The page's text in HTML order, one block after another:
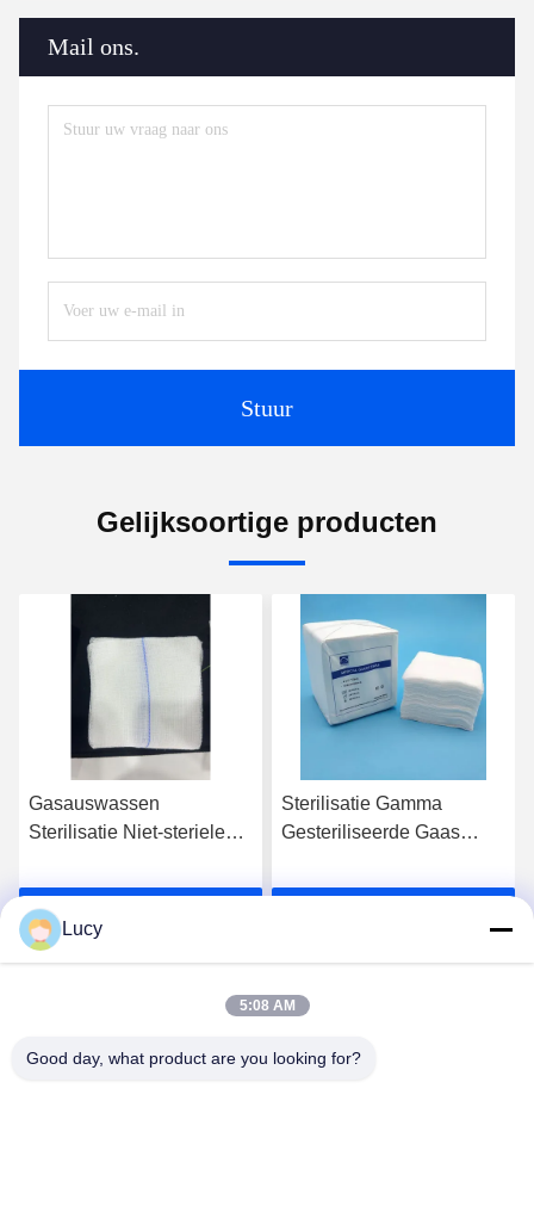
Mail ons.
Stuur
Gelijksoortige producten
Gasauswassen
Sterilisatie Niet-steriele
optimale reinheid
Sterilisatie Gamma
Gesteriliseerde Gaas
Ongevouwen
Lucy
5:08 AM
Good day, what product are you looking for?